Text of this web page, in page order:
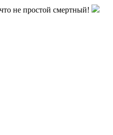
не простой смертный!